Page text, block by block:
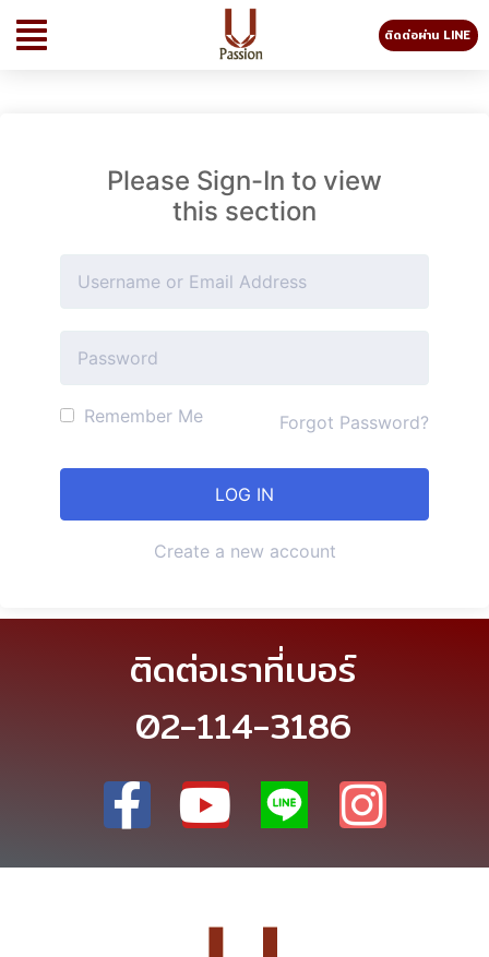
ติดต่อผ่าน LINE
Please Sign-In to view
this section
Remember Me Forgot Password?
Create a new account
ติดต่อเราที่เบอร์
02-114-3186